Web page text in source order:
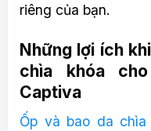
riêng của bạn.
Những lợi ích
chìa khóa
Captiva
Ốp và bao da